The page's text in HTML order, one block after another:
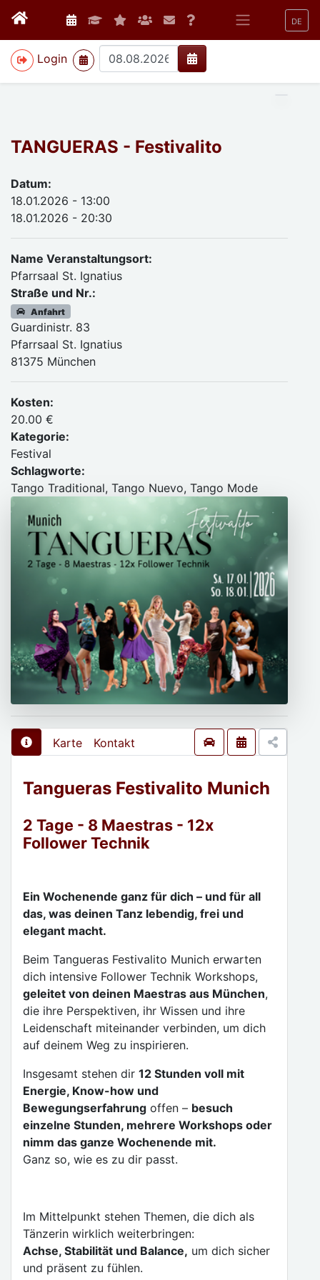
DE
Login
>
TANGUERAS - Festivalito
Datum:
18.01.2026 - 13:00
18.01.2026 - 20:30
Name Veranstaltungsort:
Pfarrsaal St. Ignatius
Straße und Nr.:
Anfahrt
Guardinistr. 83
Pfarrsaal St. Ignatius
81375 München
Kosten:
20.00 €
Kategorie:
Festival
Schlagworte:
Tango Traditional, Tango Nuevo, Tango Mode
Karte Kontakt
Tangueras Festivalito Munich
2 Tage - 8 Maestras - 12x
Follower Technik
Ein Wochenende ganz für dich – und für all
das, was deinen Tanz lebendig, frei und
elegant macht.
Beim Tangueras Festivalito Munich erwarten
dich intensive Follower Technik Workshops,
geleitet von deinen Maestras aus München,
die ihre Perspektiven, ihr Wissen und ihre
Leidenschaft miteinander verbinden, um dich
auf deinem Weg zu inspirieren.
Insgesamt stehen dir 12 Stunden voll mit
Energie, Know-how und
Bewegungserfahrung offen – besuch
einzelne Stunden, mehrere Workshops oder
nimm das ganze Wochenende mit.
Ganz so, wie es zu dir passt.
Im Mittelpunkt stehen Themen, die dich als
Tänzerin wirklich weiterbringen:
Achse, Stabilität und Balance, um dich sicher
und präsent zu fühlen.